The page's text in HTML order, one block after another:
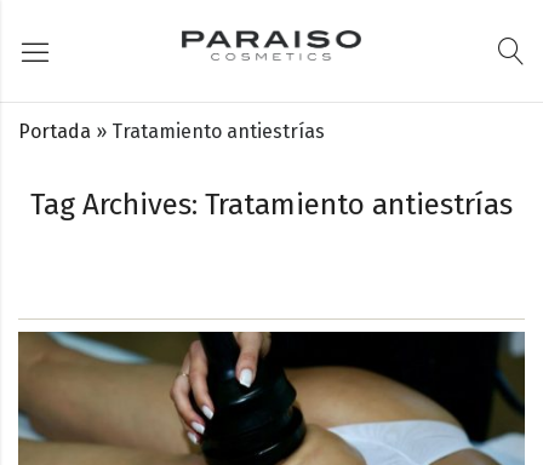
Tag Archives: Tratamiento antiestrías
Portada » Tratamiento antiestrías